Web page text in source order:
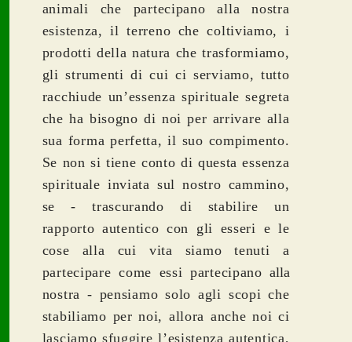
animali che partecipano alla nostra
esistenza, il terreno che coltiviamo, i
prodotti della natura che trasformiamo,
gli strumenti di cui ci serviamo, tutto
racchiude un’essenza spirituale segreta
che ha bisogno di noi per arrivare alla
sua forma perfetta, il suo compimento.
Se non si tiene conto di questa essenza
spirituale inviata sul nostro cammino,
se - trascurando di stabilire un
rapporto autentico con gli esseri e le
cose alla cui vita siamo tenuti a
partecipare come essi partecipanoalla
nostra - pensiamo solo agli scopi che
stabiliamo per noi, allora anche noi ci
lasciamo sfuggire l’esistenza autentica,